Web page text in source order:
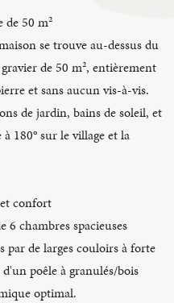
50 m²
se trouve au-dessus du
de 50 m², entièrement
et sans aucun vis-à-vis.
de jardin, bains de soleil, et
180° sur le village et la
confort
6 chambres spacieuses
par de larges couloirs à forte
poêle à granulés/bois
optimal.